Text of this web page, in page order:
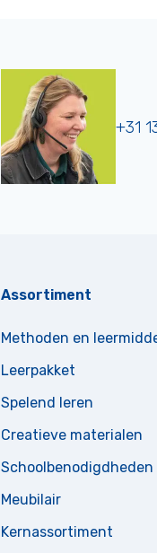
+31
Assortiment
Methoden en
Leerpakket
Spelend leren
Creatieve materialen
Schoolbenodigdheden
Meubilair
Kernassortiment